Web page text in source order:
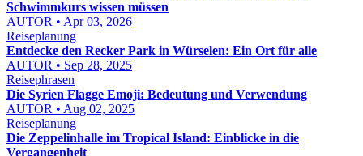
Schwimmkurs wissen müssen
AUTOR • Apr 03, 2026
Reiseplanung
Entdecke den Recker Park in Würselen: Ein Ort für alle
AUTOR • Sep 28, 2025
Reisephrasen
Die Syrien Flagge Emoji: Bedeutung und Verwendung
AUTOR • Aug 02, 2025
Reiseplanung
Die Zeppelinhalle im Tropical Island: Einblicke in die
Vergangenheit